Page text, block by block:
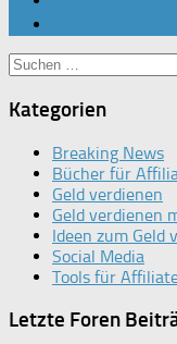
Suchen
nach:
Kategorien
Breaking News
Bücher für
Geld verdienen
Geld verdienen
Ideen zum Geld
Social Media
Tools für
Letzte Foren